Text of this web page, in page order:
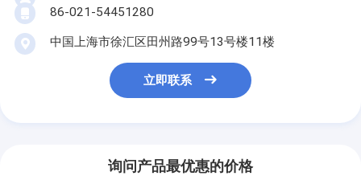
86-021-54451280
中国上海市徐汇区田州路99号13号楼11楼
立即联系
询问产品最优惠的价格